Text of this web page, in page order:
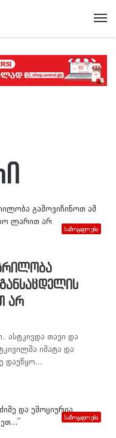
საზოგადოება
არ
ასტკივდა თავი და
იმატა და
დაუწყო…
საზოგადოება